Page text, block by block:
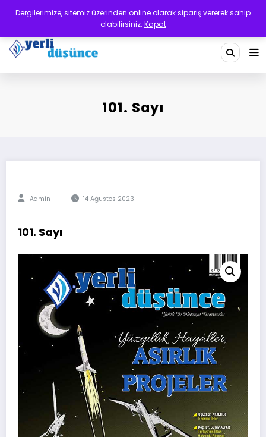
Dergilerimize, sitemiz üzerinden online olarak sipariş vererek sahip
olabilirsiniz. Kapat
Yerli Düşünce Dergisi
101. Sayı
Admin 14 Ağustos 2023
101. Sayı